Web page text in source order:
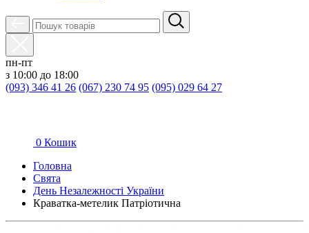
пн-пт
з 10:00 до 18:00
(093) 346 41 26 (067) 230 74 95 (095) 029 64 27
0 Кошик
Головна
Свята
День Незалежності України
Краватка-метелик Патріотична